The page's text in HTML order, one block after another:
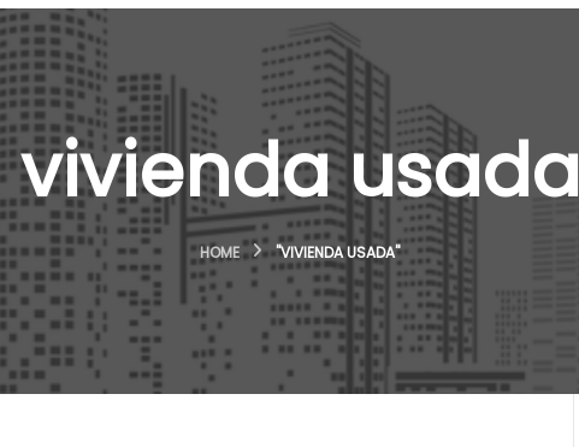
vivienda usada
HOME "VIVIENDA USADA"